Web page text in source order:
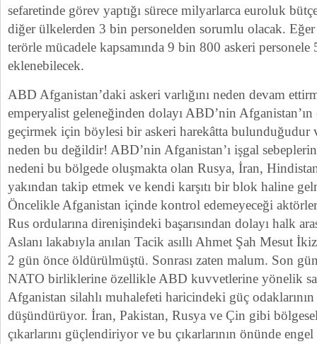
sefaretinde görev yaptığı sürece milyarlarca euroluk
diğer ülkelerden 3 bin personelden sorumlu olacak.
terörle mücadele kapsamında 9 bin 800 askeri
eklenebilecek.
ABD Afganistan’daki askeri varlığını neden devam
emperyalist geleneğinden dolayı ABD’nin Afganistan’ın
geçirmek için böylesi bir askeri harekâtta bulunduğudur
neden bu değildir! ABD’nin Afganistan’ı işgal
nedeni bu bölgede oluşmakta olan Rusya, İran,
yakından takip etmek ve kendi karşıtı bir blok haline
Öncelikle Afganistan içinde kontrol edemeyeceği
Rus ordularına direnişindeki başarısından dolayı halk
Aslanı lakabıyla anılan Tacik asıllı Ahmet Şah Mesut
2 gün önce öldürülmüştü. Sonrası zaten malum. Son
NATO birliklerine özellikle ABD kuvvetlerine yönelik
Afganistan silahlı muhalefeti haricindeki güç
düşündürüyor. İran, Pakistan, Rusya ve Çin gibi
çıkarlarını güçlendiriyor ve bu çıkarlarının önünde